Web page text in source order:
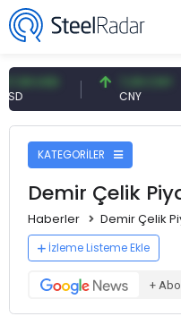
7,09 CNY
KATEGORİLER
Demir Çelik
Haberler Demir Çelik
İzleme Listeme Ekle
+